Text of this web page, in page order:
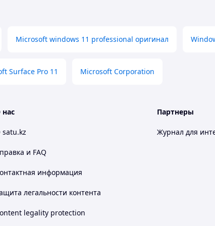
нужно
Microsoft windows 11 professional оригинал
Surface Pro 11 Microsoft Corporation
и FAQ
информация
легальности контента
legality protection
Партнеры
Журнал для